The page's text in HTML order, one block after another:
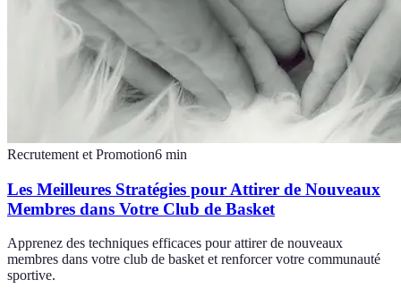
Recrutement et Promotion6 min
Les Meilleures Stratégies pour Attirer de Nouveaux
Membres dans Votre Club de Basket
Apprenez des techniques efficaces pour attirer de nouveaux
membres dans votre club de basket et renforcer votre communauté
sportive.